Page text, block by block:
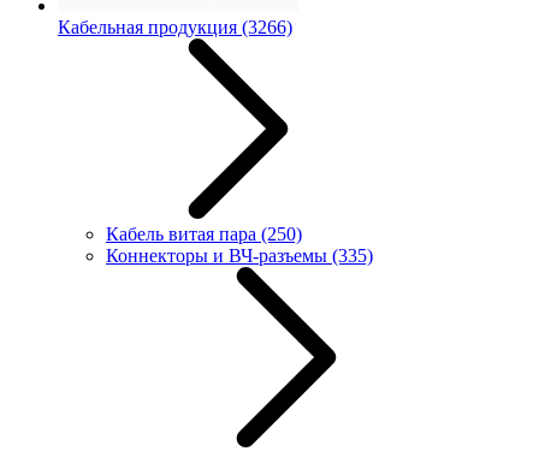
Кабельная продукция (3266)
Кабель витая пара (250)
Коннекторы и ВЧ-разъемы (335)